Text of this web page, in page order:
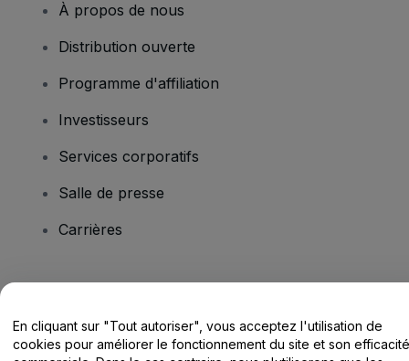
À propos de nous
Distribution ouverte
Programme d'affiliation
Investisseurs
Services corporatifs
Salle de presse
Carrières
Centre d'assistance / Nous contacter
En cliquant sur "Tout autoriser", vous acceptez l'utilisation de
cookies pour améliorer le fonctionnement du site et son efficacité